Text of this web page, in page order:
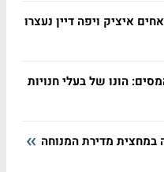
איציק ויפה דיין נעצרו
הונו של בעלי חנויות